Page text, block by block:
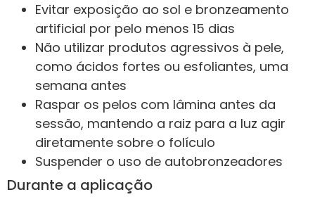
Evitar exposição ao sol e bronzeamento
artificial por pelo menos 15 dias
Não utilizar produtos agressivos à pele,
como ácidos fortes ou esfoliantes, uma
semana antes
Raspar os pelos com lâmina antes da
sessão, mantendo a raiz para a luz agir
diretamente sobre o folículo
Suspender o uso de autobronzeadores
Durante a aplicação